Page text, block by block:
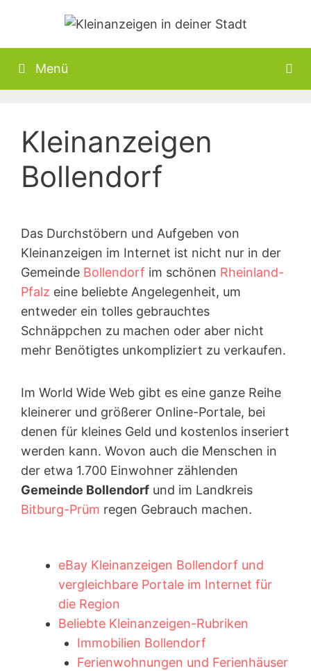
springen
Menü
Kleinanzeigen
Bollendorf
Das Durchstöbern und Aufgeben von
Kleinanzeigen im Internet ist nicht nur in der
Gemeinde Bollendorf im schönen Rheinland-
Pfalz eine beliebte Angelegenheit, um
entweder ein tolles gebrauchtes
Schnäppchen zu machen oder aber nicht
mehr Benötigtes unkompliziert zu verkaufen.
Im World Wide Web gibt es eine ganze Reihe
kleinerer und größerer Online-Portale, bei
denen für kleines Geld und kostenlos inseriert
werden kann. Wovon auch die Menschen in
der etwa 1.700 Einwohner zählenden
Gemeinde Bollendorf und im Landkreis
Bitburg-Prüm regen Gebrauch machen.
eBay Kleinanzeigen Bollendorf und
vergleichbare Portale im Internet für
die Region
Beliebte Kleinanzeigen-Rubriken
Immobilien Bollendorf
Ferienwohnungen und Ferienhäuser